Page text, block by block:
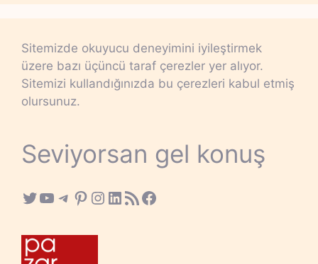
Sitemizde okuyucu deneyimini iyileştirmek
üzere bazı üçüncü taraf çerezler yer alıyor.
Sitemizi kullandığınızda bu çerezleri kabul etmiş
olursunuz.
Seviyorsan gel konuş
Twitter
YouTube
Telegram
Pinterest
Instagram
LinkedIn
RSS FeedFacebook